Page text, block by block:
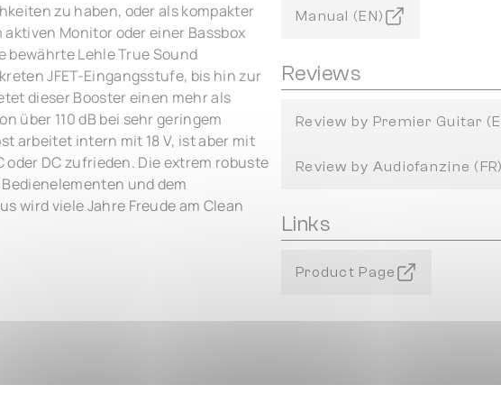
zu haben, oder als kompakter
Monitor oder einer Bassbox
bewährte Lehle True Sound
JFET-Eingangsstufe, bis hin zur
dieser Booster einen mehr als
über 110 dB bei sehr geringem
arbeitet intern mit 18 V, ist aber mit
oder DC zufrieden. Die extrem robuste
und dem
wird viele Jahre Freude am Clean
Manual (EN)
Reviews
Review by Premier Guitar
Review by Audiofanzine (FR)
Links
Product Page